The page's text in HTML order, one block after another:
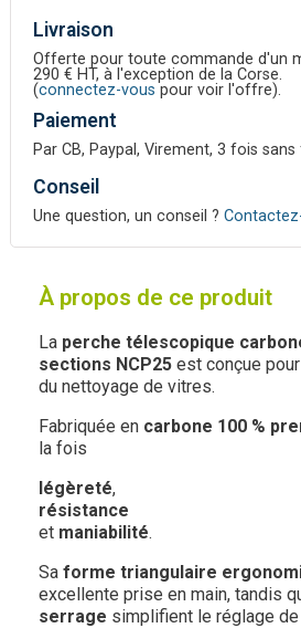
Livraison
Offerte pour toute commande d'un
290 € HT, à l'exception de la Corse.
(connectez-vous pour voir l'offre).
Paiement
Par CB, Paypal, Virement, 3 fois sans
Conseil
Une question, un conseil ?
À propos de ce produit
La perche télescopique
sections NCP25 est conçue
du nettoyage de vitres.
Fabriquée en carbone 100 %
la fois
légèreté,
résistance
et maniabilité.
Sa forme triangulaire
excellente prise en main, tandis
serrage simplifient le réglage de